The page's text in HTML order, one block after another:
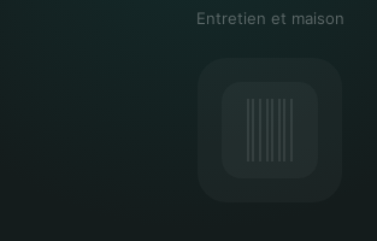
Entretien et maison